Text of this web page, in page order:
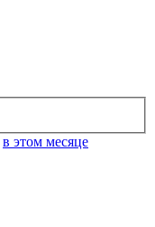
в этом месяце